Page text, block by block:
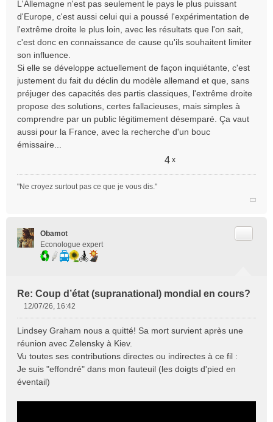
s
s
a
g
e
n
n
l
u
L'Allemagne n'est pas seulement le pays le plus puissant
d'Europe, c'est aussi celui qui a poussé l'expérimentation de
l'extrême droite le plus loin, avec les résultats que l'on sait,
c'est donc en connaissance de cause qu'ils souhaitent limiter
son influence.
Si elle se développe actuellement de façon inquiétante, c'est
justement du fait du déclin du modèle allemand et que, sans
préjuger des capacités des partis classiques, l'extrême droite
propose des solutions, certes fallacieuses, mais simples à
comprendre par un public légitimement désemparé. Ça vaut
aussi pour la France, avec la recherche d'un bouc
émissaire...
4 x
"Ne croyez surtout pas ce que je vous dis."
Obamot
Econologue expert
Re: Coup d’état (supranational) mondial en cours?
s
s
a
g
e
o
12/07/26, 16:42
Lindsey Graham nous a quitté! Sa mort survient après une
réunion avec Zelensky à Kiev.
Vu toutes ses contributions directes ou indirectes à ce fil :
Je suis "effondré" dans mon fauteuil (les doigts d'pied en
éventail)